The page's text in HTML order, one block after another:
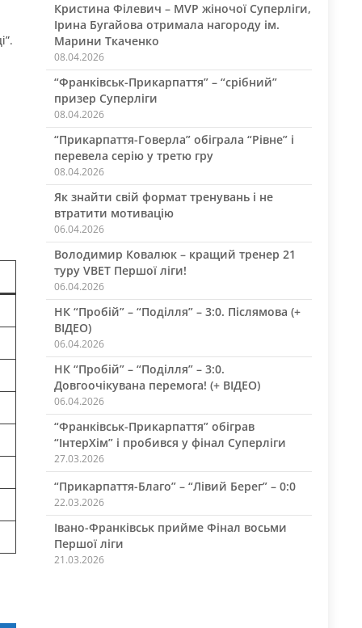
Кристина Філевич – MVP жіночої Суперліги,
Ірина Бугайова отримала нагороду ім.
Марини Ткаченко
08.04.2026
“Франківськ-Прикарпаття” – “срібний”
призер Суперліги
08.04.2026
“Прикарпаття-Говерла” обіграла “Рівне” і
перевела серію у третю гру
08.04.2026
Як знайти свій формат тренувань і не
втратити мотивацію
06.04.2026
Володимир Ковалюк – кращий тренер 21
туру VBET Першої ліги!
06.04.2026
НК “Пробій” – “Поділля” – 3:0. Післямова (+
ВІДЕО)
06.04.2026
НК “Пробій” – “Поділля” – 3:0.
Довгоочікувана перемога! (+ ВІДЕО)
06.04.2026
“Франківськ-Прикарпаття” обіграв
“ІнтерХім” і пробився у фінал Суперліги
27.03.2026
“Прикарпаття-Благо” – “Лівий Берег” – 0:0
22.03.2026
Івано-Франківськ прийме Фінал восьми
Першої ліги
21.03.2026